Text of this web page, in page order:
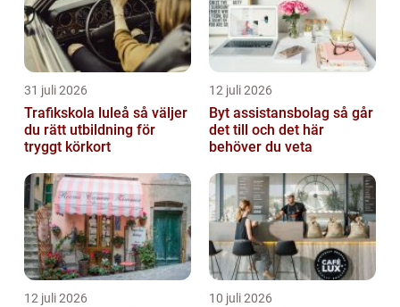
31 juli 2026
Trafikskola luleå så väljer
du rätt utbildning för
tryggt körkort
12 juli 2026
Byt assistansbolag så går
det till och det här
behöver du veta
12 juli 2026 10 juli 2026